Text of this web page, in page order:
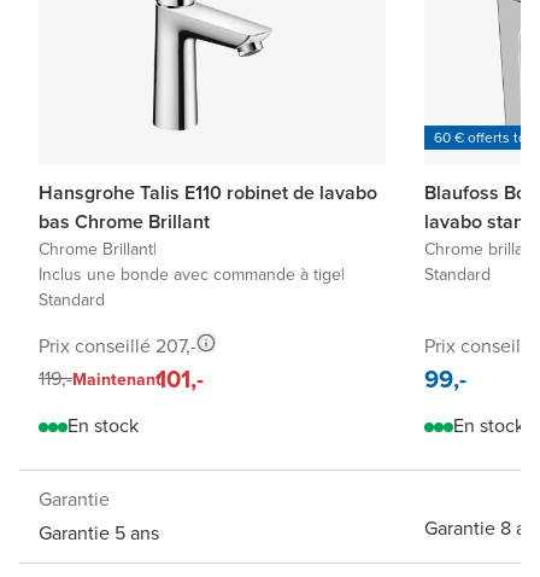
Hansgrohe Talis E110 robinet de lavabo
bas Chrome Brillant
Chrome Brillant|
Inclus une bonde avec commande à tige|
Standard
Prix conseillé 207,-
119,-Maintenant101,-
En stock
60 € offerts
Blaufoss
lavabo
Chrome brillant
Standard
Prix conseillé
99,-
En stock
Garantie
Garantie 5 ans
Garantie 8